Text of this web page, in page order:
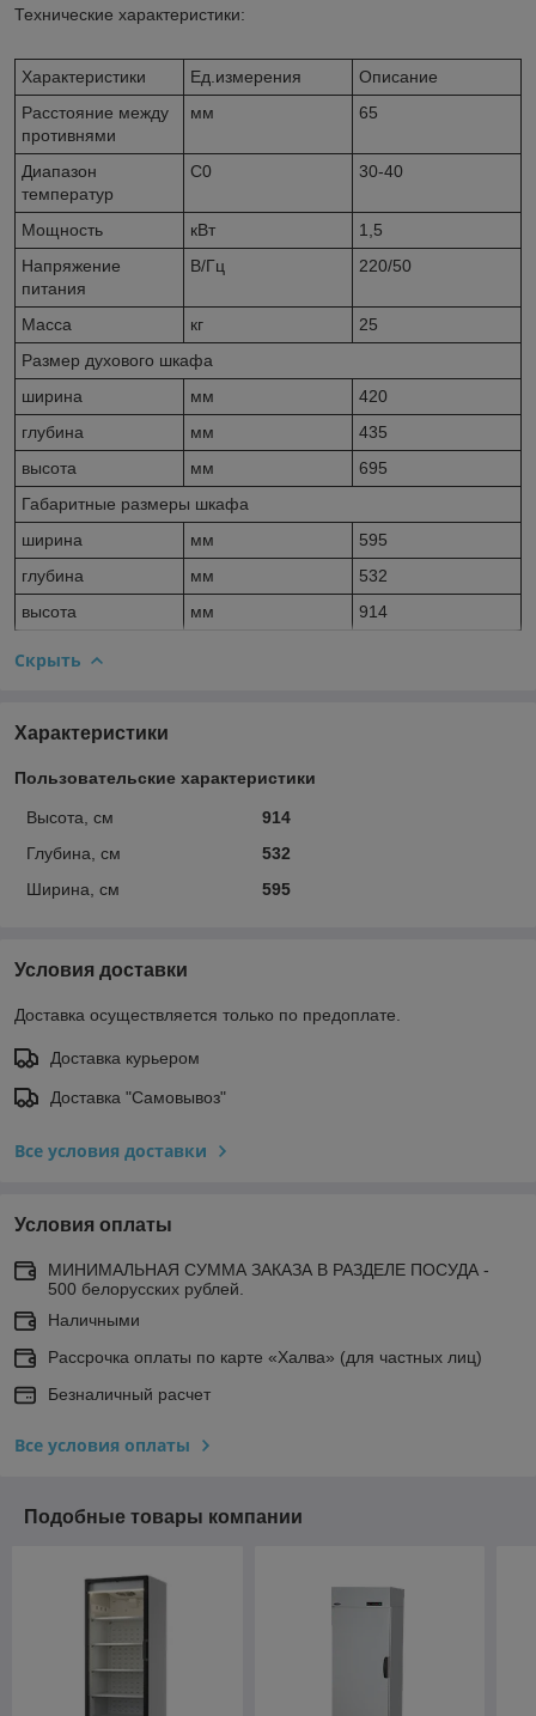
Технические характеристики:
Характеристики Ед.измерения
Описание
Расстояние между
противнями
мм 65
Диапазон
температур
С0 30-40
Мощность кВт
1,5
Напряжение
питания
В/Гц 220/50
Масса кг
25
Размер духового шкафа
ширина
мм
420
глубина
мм
435
высота
мм
695
Габаритные размеры шкафа
ширина
мм
595
глубина
мм
532
высота
мм 914
Скрыть
Характеристики
Пользовательские характеристики
Высота, см
914
Глубина, см
532
Ширина, см
595
Условия доставки
Доставка осуществляется только по предоплате.
Доставка курьером
Доставка "Самовывоз"
Все условия доставки
Условия оплаты
МИНИМАЛЬНАЯ СУММА ЗАКАЗА В РАЗДЕЛЕ ПОСУДА -
500 белорусских рублей.
Наличными
Рассрочка оплаты по карте «Халва» (для частных лиц)
Безналичный расчет
Все условия оплаты
Подобные товары компании